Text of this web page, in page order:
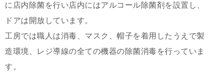
に店内除菌を行い店内にはアルコール除菌剤を設置し、
ドアは開放しています。
工房では職人は消毒、マスク、帽子を着用したうえで製
造環境、レジ導線の全ての機器の除菌消毒を行っていま
す。